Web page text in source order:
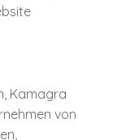
Kamagra
von